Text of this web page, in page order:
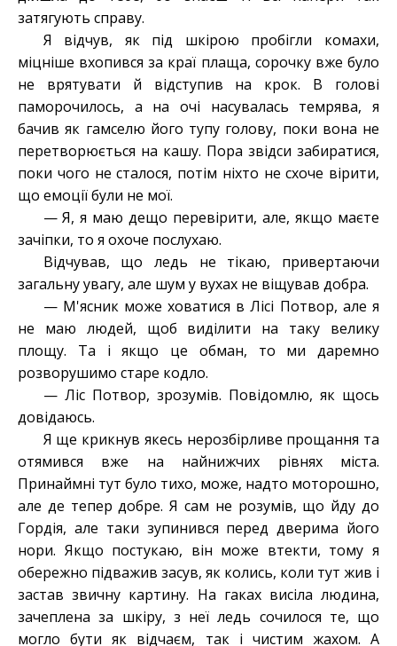
затягують справу.
Я відчув, як під шкірою пробігли комахи,
міцніше вхопився за краї плаща, сорочку вже було
не врятувати й відступив на крок. В голові
паморочилось, а на очі насувалась темрява, я
бачив як гамселю його тупу голову, поки вона не
перетворюється на кашу. Пора звідси забиратися,
поки чого не сталося, потім ніхто не схоче вірити,
що емоції були не мої.
— Я, я маю дещо перевірити, але, якщо маєте
зачіпки, то я охоче послухаю.
Відчував, що ледь не тікаю, привертаючи
загальну увагу, але шум у вухах не віщував добра.
— М'ясник може ховатися вЛісі Потвор, але я
не маю людей, щоб виділити на таку велику
площу. Та і якщо це обман, то ми даремно
розворушимо старе кодло.
— Ліс Потвор, зрозумів. Повідомлю, як щось
довідаюсь.
Я ще крикнув якесь нерозбірливе прощання та
отямився вже на найнижчих рівнях міста.
Принаймні тут було тихо, може, надто моторошно,
але де тепер добре. Я сам не розумів, що йду до
Гордія, але таки зупинився перед дверима його
нори. Якщо постукаю, він може втекти, тому я
обережно підважив засув, як колись, коли тут жив і
застав звичну картину. На гаках висіла людина,
зачеплена за шкіру, з неї ледь сочилося те, що
могло бути як відчаєм, так і чистим жахом. А